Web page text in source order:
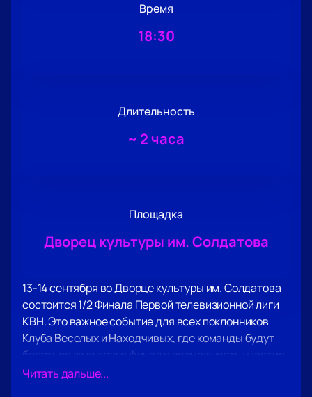
Время
18:30
Длительность
~ 2 часа
Площадка
Дворец культуры им. Солдатова
13-14 сентября во Дворце культуры им. Солдатова
состоится 1/2 Финала Первой телевизионной лиги
КВН. Это важное событие для всех поклонников
Клуба Веселых и Находчивых, где команды будут
бороться за выход в финал и возможность участия
в Высшей лиге. Первая лига КВН была создана в
Читать дальше...